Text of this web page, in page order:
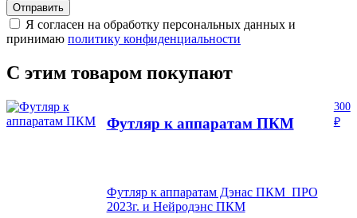
Отправить
Я согласен на обработку персональных данных и
принимаю политику конфиденциальности
С этим товаром покупают
Футляр к аппаратам ПКМ
Футляр к аппаратам Дэнас ПКМ ПРО
2023г. и Нейродэнс ПКМ
300
₽